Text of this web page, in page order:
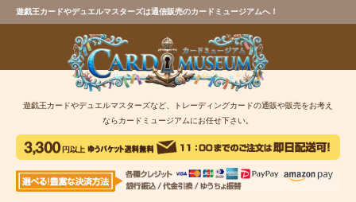
遊戯王カードやデュエルマスターズは通信販売のカードミュージアムへ！
遊戯王カードやデュエルマスターズなど、トレーディングカードの通販や販売をお考え
ならカードミュージアムにお任せ下さい。